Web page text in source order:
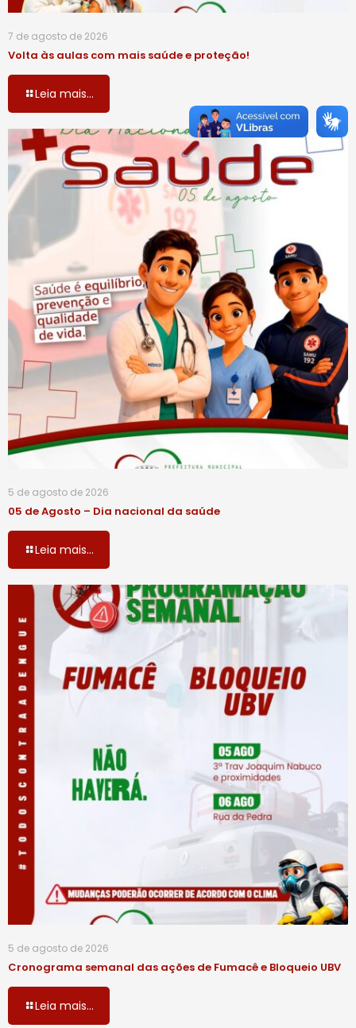
7 de agosto de 2026
Volta às aulas com mais saúde e proteção!
Leia mais...
5 de agosto de 2026
05 de Agosto – Dia nacional da saúde
Leia mais...
5 de agosto de 2026
Cronograma semanal das ações de Fumacê e Bloqueio UBV
Leia mais...